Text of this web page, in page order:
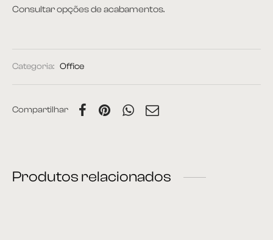
Consultar opções de acabamentos.
Categoria: Office
Compartilhar
Produtos relacionados